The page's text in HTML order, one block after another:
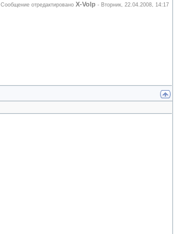
Сообщение отредактировано X-Volp - Вторник, 22.04.2008, 14:17